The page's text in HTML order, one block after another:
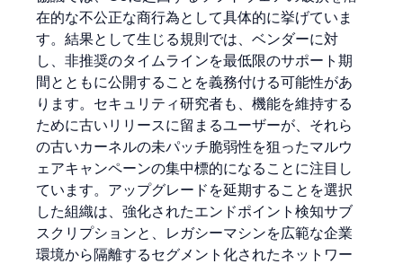
在的な不公正な商行為として具体的に挙げていま
す。結果として生じる規則では、ベンダーに対
し、非推奨のタイムラインを最低限のサポート期
間とともに公開することを義務付ける可能性があ
ります。セキュリティ研究者も、機能を維持する
ために古いリリースに留まるユーザーが、それら
の古いカーネルの未パッチ脆弱性を狙ったマルウ
ェアキャンペーンの集中標的になることに注目し
ています。アップグレードを延期することを選択
した組織は、強化されたエンドポイント検知サブ
スクリプションと、レガシーマシンを広範な企業
環境から隔離するセグメント化されたネットワー